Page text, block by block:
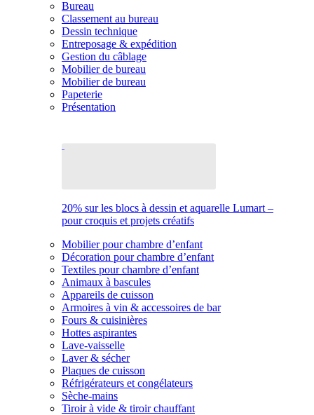
Bureau
Classement au bureau
Dessin technique
Entreposage & expédition
Gestion du câblage
Mobilier de bureau
Mobilier de bureau
Papeterie
Présentation
20% sur les blocs à dessin et aquarelle Lumart –
pour croquis et projets créatifs
Mobilier pour chambre d’enfant
Décoration pour chambre d’enfant
Textiles pour chambre d’enfant
Animaux à bascules
Appareils de cuisson
Armoires à vin & accessoires de bar
Fours & cuisinières
Hottes aspirantes
Lave-vaisselle
Laver & sécher
Plaques de cuisson
Réfrigérateurs et congélateurs
Sèche-mains
Tiroir à vide & tiroir chauffant